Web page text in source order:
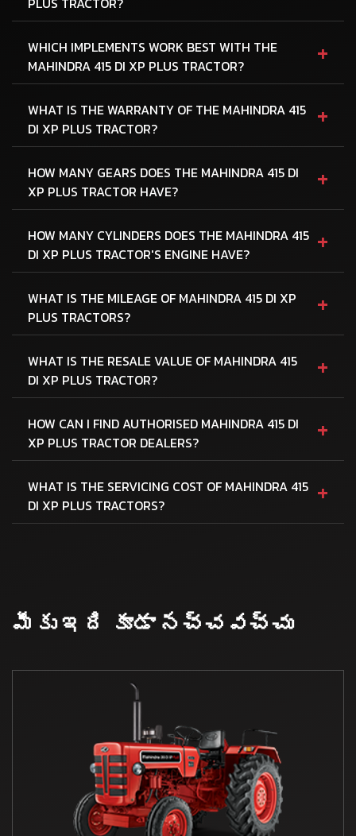
WHICH IMPLEMENTS WORK BEST WITH THE
MAHINDRA 415 DI XP PLUS TRACTOR?
+
WHAT IS THE WARRANTY OF THE MAHINDRA 415
DI XP PLUS TRACTOR?
+
HOW MANY GEARS DOES THE MAHINDRA 415 DI
XP PLUS TRACTOR HAVE?
+
HOW MANY CYLINDERS DOES THE MAHINDRA 415
DI XP PLUS TRACTOR'S ENGINE HAVE?
+
WHAT IS THE MILEAGE OF MAHINDRA 415 DI XP
PLUS TRACTORS?
+
WHAT IS THE RESALE VALUE OF MAHINDRA 415
DI XP PLUS TRACTOR?
+
HOW CAN I FIND AUTHORISED MAHINDRA 415 DI
XP PLUS TRACTOR DEALERS?
+
WHAT IS THE SERVICING COST OF MAHINDRA 415
DI XP PLUS TRACTORS?
+
మీకు ఇది కూడా నచ్చవచ్చు